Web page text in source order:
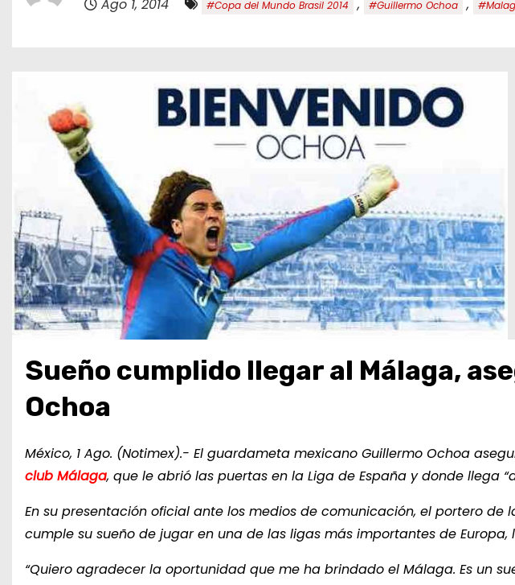
Ago 1, 2014 #Copa del Mundo Brasil 2014 , #Guillermo Ochoa ,
Sueño cumplido llegar al Málaga,
Ochoa
México, 1 Ago. (Notimex).- El guardameta mexicano Guillermo Ochoa
club Málaga, que le abrió las puertas en la Liga de España y donde llega
En su presentación oficial ante los medios de comunicación, el portero de
cumple su sueño de jugar en una de las ligas más importantes de
“Quiero agradecer la oportunidad que me ha brindado el Málaga. Es un